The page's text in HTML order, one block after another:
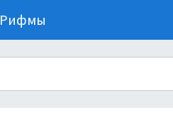
Рифмы